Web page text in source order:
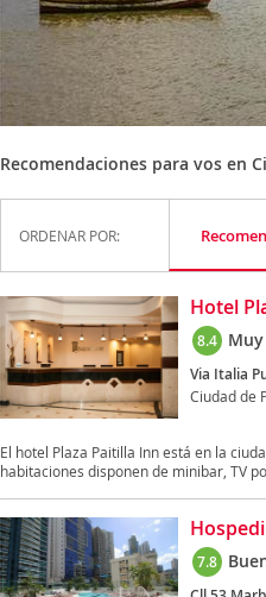
Recomendaciones para vos en
ORDENAR POR:
Hotel
8.4
Via Italia
Ciudad de
El hotel Plaza Paitilla Inn está en la
habitaciones disponen de minibar, TV
7.8